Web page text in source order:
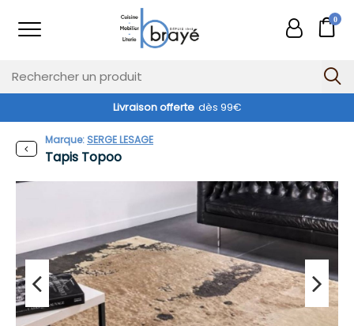
0
Livraison offerte dès 99€
Tapis Topoo
Marque: SERGE LESAGE